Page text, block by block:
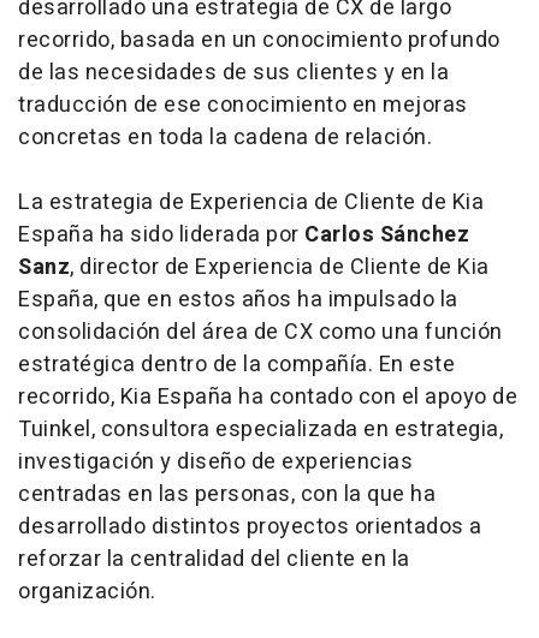
desarrollado una estrategia de CX de largo
recorrido, basada en un conocimiento profundo
de las necesidades de sus clientes y en la
traducción de ese conocimiento en mejoras
concretas en toda la cadena de relación.
La estrategia de Experiencia de Cliente de Kia
España ha sido liderada por Carlos Sánchez
Sanz, director de Experiencia de Cliente de Kia
España, que en estos años ha impulsado la
consolidación del área de CX como una función
estratégica dentro de la compañía. En este
recorrido, Kia España ha contado con el apoyo de
Tuinkel, consultora especializada en estrategia,
investigación y diseño de experiencias
centradas en las personas, con la que ha
desarrollado distintos proyectos orientados a
reforzar la centralidad del cliente en la
organización.